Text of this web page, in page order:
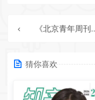
《北京青年周刊》2025年第45期全彩精校PDF杂志下载
猜你喜欢